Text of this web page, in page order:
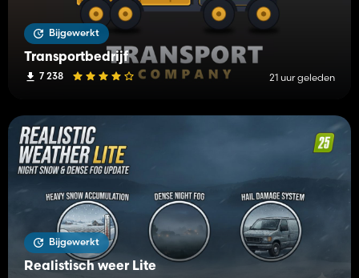
Bijgewerkt
Transportbedrijf
7 238 21 uur geleden
Bijgewerkt
Realistisch weer Lite